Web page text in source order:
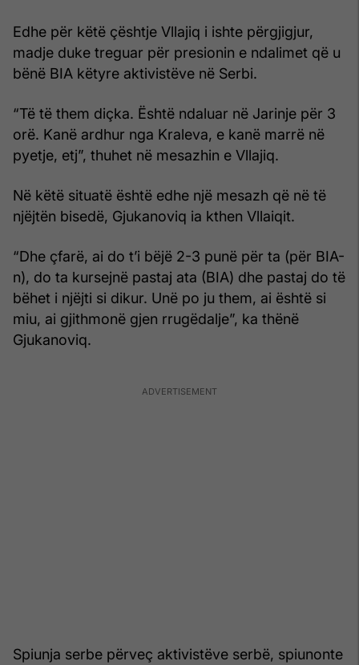
Edhe për këtë çështje Vllajiq i ishte përgjigjur,
madje duke treguar për presionin e ndalimet që u
bënë BIA këtyre aktivistëve në Serbi.
“Të të them diçka. Është ndaluar në Jarinje për 3
orë. Kanë ardhur nga Kraleva, e kanë marrë në
pyetje, etj”, thuhet në mesazhin e Vllajiq.
Në këtë situatë është edhe një mesazh që në të
njëjtën bisedë, Gjukanoviq ia kthen Vllaiqit.
“Dhe çfarë, ai do t’i bëjë 2-3 punë për ta (për BIA-
n), do ta kursejnë pastaj ata (BIA) dhe pastaj do të
bëhet i njëjti si dikur. Unë po ju them, ai është si
miu, ai gjithmonë gjen rrugëdalje”, ka thënë
Gjukanoviq.
Spiunja serbe përveç aktivistëve serbë, spiunonte